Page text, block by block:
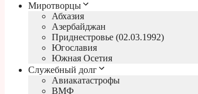
Миротворцы
Абхазия
Азербайджан
Приднестровье (02.03.1992)
Югославия
Южная Осетия
Служебный долг
Авиакатастрофы
ВМФ